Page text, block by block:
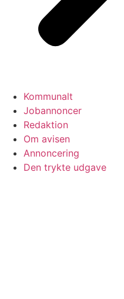
Kommunalt
Jobannoncer
Redaktion
Om avisen
Annoncering
Den trykte udgave